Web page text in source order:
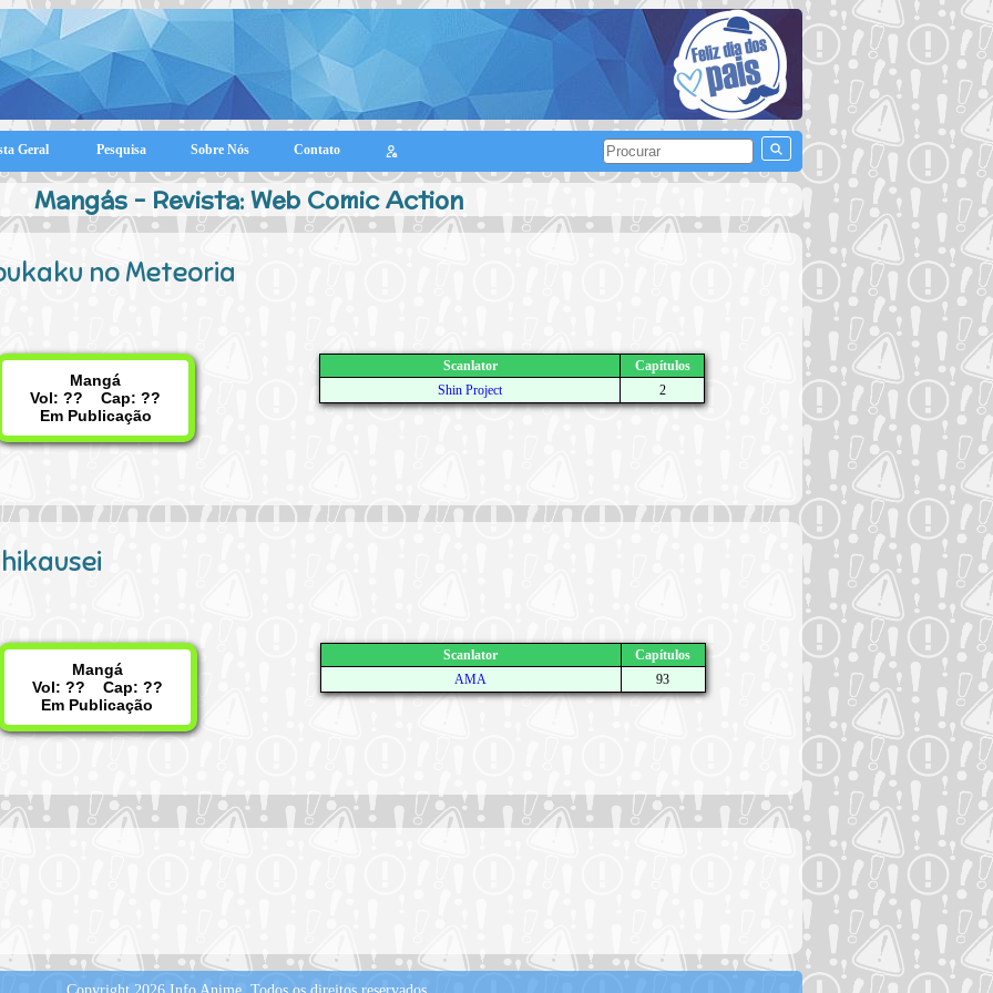
Geral Pesquisa Sobre Nós Contato
Mangás - Revista: Web Comic Action
no Meteoria
Mangá
Vol: ?? Cap: ??
Em Publicação
Scanlator
Capítulos
Shin Project
2
Mangá
Vol: ?? Cap: ??
Em Publicação
Scanlator
Capítulos
AMA
93